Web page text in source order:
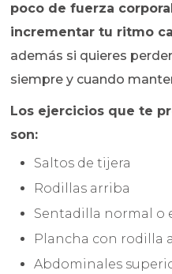
poco de fuerza corporal
incrementar tu ritmo
además si quieres
siempre y cuando
Los ejercicios que te
son:
Saltos de tijera
Rodillas arriba
Sentadilla normal o
Plancha con rodilla
Abdominales